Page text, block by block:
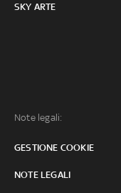
SKY ARTE
Note legali:
GESTIONE COOKIE
NOTE LEGALI